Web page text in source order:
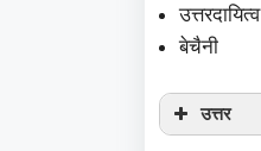
उत्तरदायित्व
बेचैनी
उत्तर